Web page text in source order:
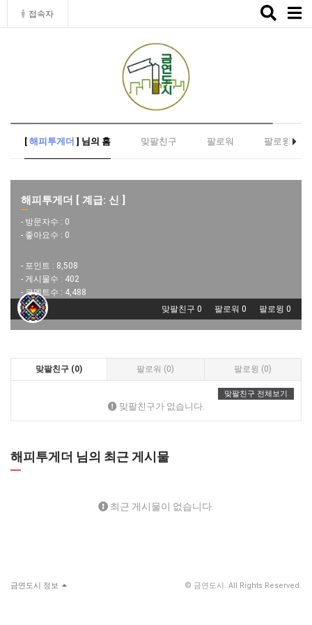
접속자
Toggle
[ 해피투게더 ] 님의 홈 맞팔친구 팔로워 팔로윙
해피투게더 [ 계급: 신 ]
- 방문자수 : 0
- 좋아요수 : 0
- 포인트 : 8,508
- 게시물수 : 402
- 코멘트수 : 4,488
맞팔친구 0
팔로워 0 팔로윙 0
맞팔친구 (0) 팔로워 (0) 팔로윙 (0)
맞팔친구 전체보기
맞팔친구가 없습니다.
해피투게더 님의 최근 게시물
최근 게시물이 없습니다.
금연도시 정보 © 금연도시. All Rights Reserved.